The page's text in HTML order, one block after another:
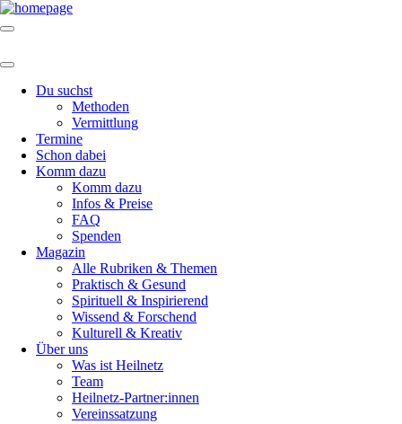
Du suchst
Methoden
Vermittlung
Termine
Schon dabei
Komm dazu
Komm dazu
Infos & Preise
FAQ
Spenden
Magazin
Alle Rubriken & Themen
Praktisch & Gesund
Spirituell & Inspirierend
Wissend & Forschend
Kulturell & Kreativ
Über uns
Was ist Heilnetz
Team
Heilnetz-Partner:innen
Vereinssatzung